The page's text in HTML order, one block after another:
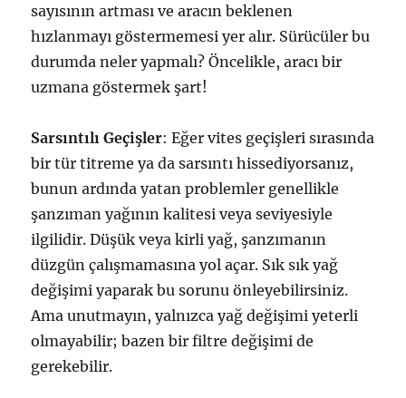
sayısının artması ve aracın beklenen
hızlanmayı göstermemesi yer alır. Sürücüler bu
durumda neler yapmalı? Öncelikle, aracı bir
uzmana göstermek şart!
Sarsıntılı Geçişler: Eğer vites geçişleri sırasında
bir tür titreme ya da sarsıntı hissediyorsanız,
bunun ardında yatan problemler genellikle
şanzıman yağının kalitesi veya seviyesiyle
ilgilidir. Düşük veya kirli yağ, şanzımanın
düzgün çalışmamasına yol açar. Sık sık yağ
değişimi yaparak bu sorunu önleyebilirsiniz.
Ama unutmayın, yalnızca yağ değişimi yeterli
olmayabilir; bazen bir filtre değişimi de
gerekebilir.